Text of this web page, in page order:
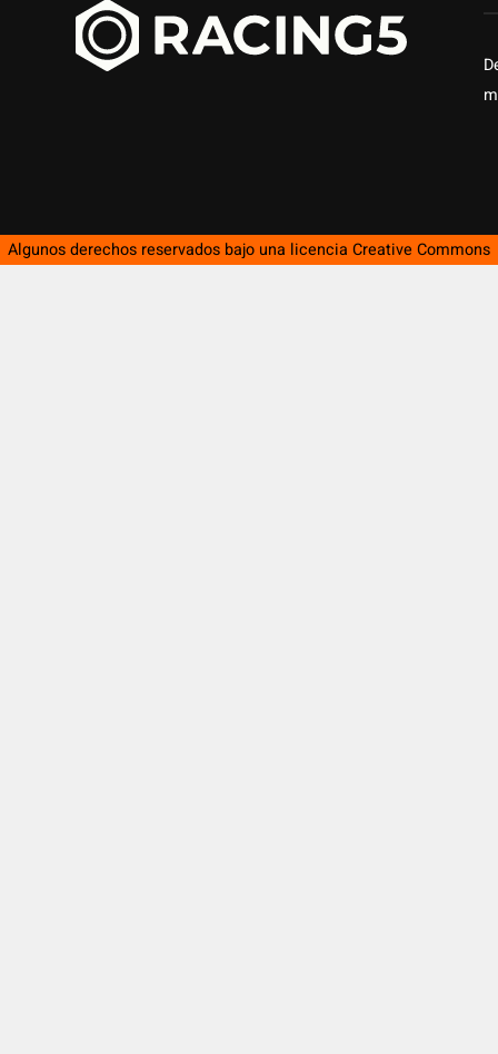
Algunos derechos reservados bajo una licencia Creative Commons